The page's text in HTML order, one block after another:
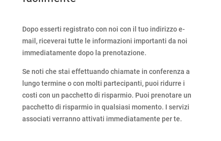
Dopo esserti registrato con noi con il tuo indirizzo e-
mail, riceverai tutte le informazioni importanti da noi
immediatamente dopo la prenotazione.
Se noti che stai effettuando chiamate in conferenza a
lungo termine o con molti partecipanti, puoi ridurre i
costi con un pacchetto di risparmio. Puoi prenotare un
pacchetto di risparmio in qualsiasi momento. I servizi
associati verranno attivati ​​immediatamente per te.